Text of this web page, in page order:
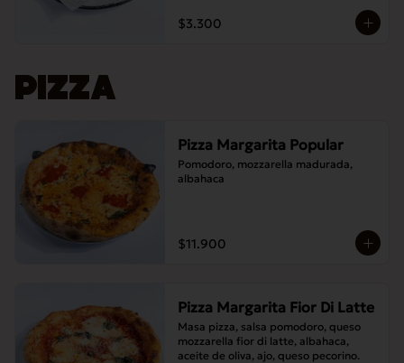
$3.300
PIZZA
Pizza Margarita Popular
Pomodoro, mozzarella madurada,
albahaca
$11.900
Pizza Margarita Fior Di Latte
Masa pizza, salsa pomodoro, queso
mozzarella fior di latte, albahaca,
aceite de oliva, ajo, queso pecorino.